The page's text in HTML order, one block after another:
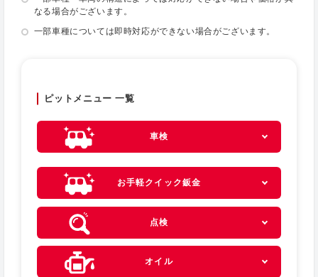
なる場合がございます。
一部車種については即時対応ができない場合がございます。
ピットメニュー 一覧
車検
お手軽クイック鈑金
点検
オイル